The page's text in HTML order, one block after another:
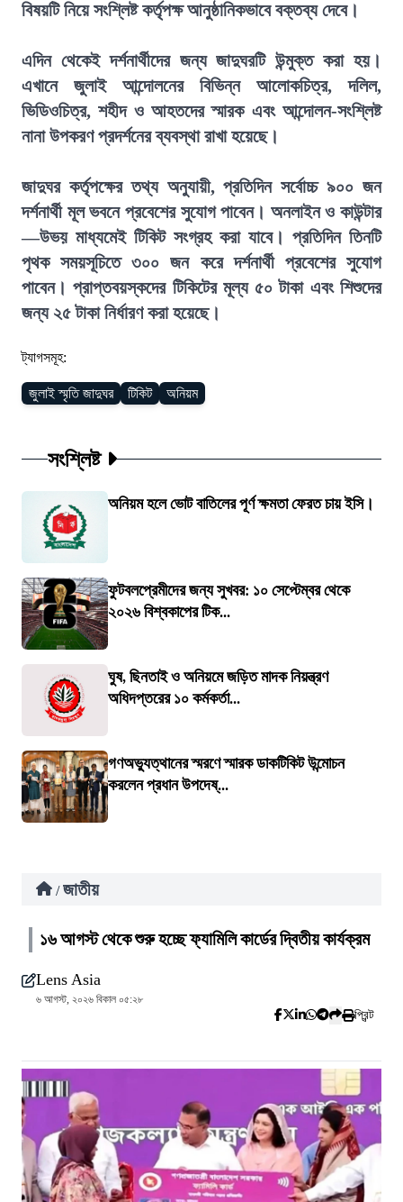
বিষয়টি নিয়ে সংশ্লিষ্ট কর্তৃপক্ষ আনুষ্ঠানিকভাবে বক্তব্য দেবে।
এদিন থেকেই দর্শনার্থীদের জন্য জাদুঘরটি উন্মুক্ত করা হয়।
এখানে জুলাই আন্দোলনের বিভিন্ন আলোকচিত্র, দলিল,
ভিডিওচিত্র, শহীদ ও আহতদের স্মারক এবং আন্দোলন-সংশ্লিষ্ট
নানা উপকরণ প্রদর্শনের ব্যবস্থা রাখা হয়েছে।
জাদুঘর কর্তৃপক্ষের তথ্য অনুযায়ী, প্রতিদিন সর্বোচ্চ ৯০০ জন
দর্শনার্থী মূল ভবনে প্রবেশের সুযোগ পাবেন। অনলাইন ও কাউন্টার
—উভয় মাধ্যমেই টিকিট সংগ্রহ করা যাবে। প্রতিদিন তিনটি
পৃথক সময়সূচিতে ৩০০ জন করে দর্শনার্থী প্রবেশের সুযোগ
পাবেন। প্রাপ্তবয়স্কদের টিকিটের মূল্য ৫০ টাকা এবং শিশুদের
জন্য ২৫ টাকা নির্ধারণ করা হয়েছে।
ট্যাগসমূহ:
জুলাই স্মৃতি জাদুঘর টিকিট অনিয়ম
সংশ্লিষ্ট
অনিয়ম হলে ভোট বাতিলের পূর্ণ ক্ষমতা ফেরত চায় ইসি।
ফুটবলপ্রেমীদের জন্য সুখবর: ১০ সেপ্টেম্বর থেকে
২০২৬ বিশ্বকাপের টিক...
ঘুষ, ছিনতাই ও অনিয়মে জড়িত মাদক নিয়ন্ত্রণ
অধিদপ্তরের ১০ কর্মকর্তা...
গণঅভ্যুত্থানের স্মরণে স্মারক ডাকটিকিট উন্মোচন
করলেন প্রধান উপদেষ্...
/ জাতীয়
১৬ আগস্ট থেকে শুরু হচ্ছে ফ্যামিলি কার্ডের দ্বিতীয় কার্যক্রম
Lens Asia
৬ আগস্ট, ২০২৬ বিকাল ০৫:২৮
প্রিন্ট